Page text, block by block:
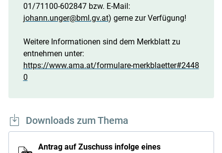
01/71100-602847 bzw. E-Mail:
johann.unger@bml.gv.at) gerne zur Verfügung!
Weitere Informationen sind dem Merkblatt zu
entnehmen unter:
https://www.ama.at/formulare-merkblaetter#2448
0
Downloads zum Thema
Antrag auf Zuschuss infolge eines